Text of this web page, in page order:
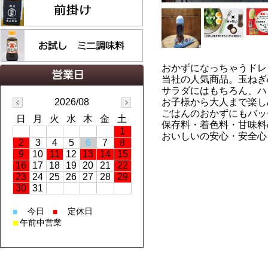
おかずになっちゃうド
当社の人気商品。玉ね
サラダにはもちろん、
お子様から大人まで楽
ごはんのおかずにもバ
保存料・着色料・甘味
おいしいの安心・安全
2026/08
日
月 火 水 木 金
土
1
2
3 4 5 6 7
8
9
10 11 12 13 14
15
16
17 18 19 20 21
22
23
24 25 26 27 28
29
30
31
■ 今日 ■ 定休日
■午前中営業